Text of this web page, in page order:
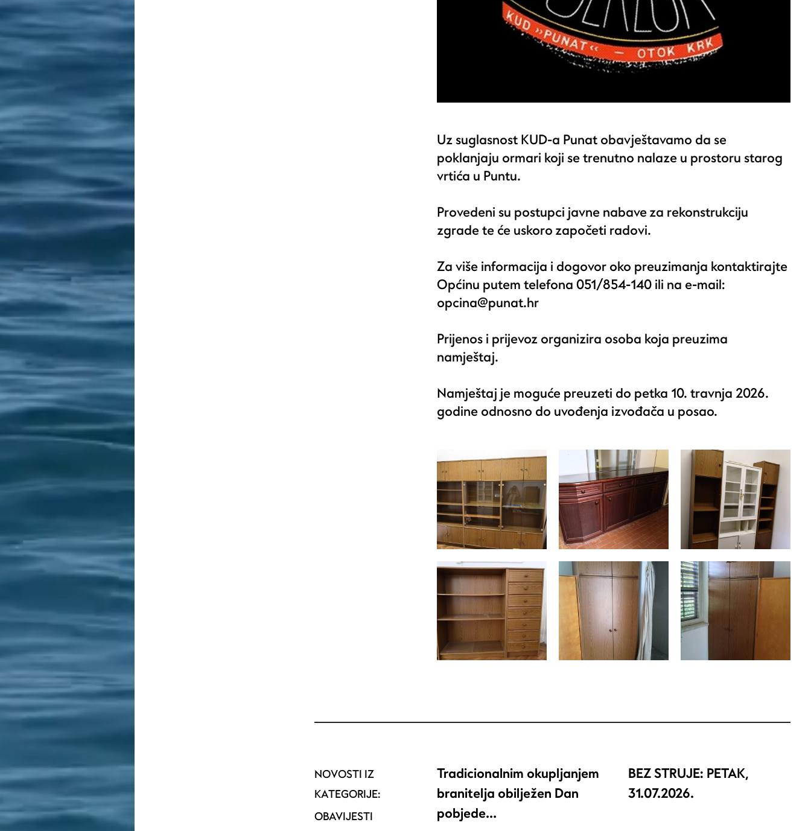
Uz suglasnost KUD-a Punat obavještavamo da se
poklanjaju ormari koji se trenutno nalaze u prostoru starog
vrtića u Puntu.
Provedeni su postupci javne nabave za rekonstrukciju
zgrade te će uskoro započeti radovi.
Za više informacija i dogovor oko preuzimanja kontaktirajte
Općinu putem telefona 051/854-140 ili na e-mail:
opcina@punat.hr
Prijenos i prijevoz organizira osoba koja preuzima
namještaj.
Namještaj je moguće preuzeti do petka 10. travnja 2026.
godine odnosno do uvođenja izvođača u posao.
NOVOSTI IZ
KATEGORIJE:
OBAVIJESTI
Tradicionalnim okupljanjem
branitelja obilježen Dan
pobjede…
BEZ STRUJE: PETAK,
31.07.2026.